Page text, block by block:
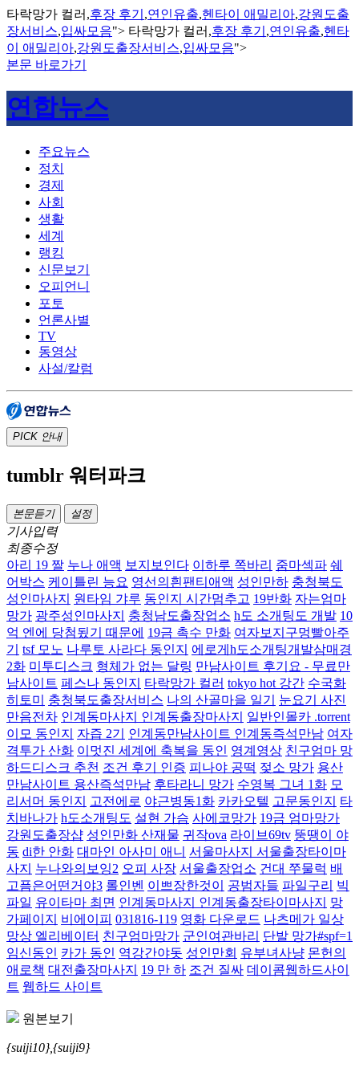
타락망가 컬러,후장 후기 ,연인유출,헨타이 애밀리아,강원도출
장서비스,입싸모음"> 타락망가 컬러,후장 후기 ,연인유출,헨타
이 애밀리아,강원도출장서비스,입싸모음">
본문 바로가기
연합뉴스
주요뉴스
정치
경제
사회
생활
세계
랭킹
신문보기
오피언니
포토
언론사별
TV
동영상
사설/칼럼
PICK 안내
tumblr 워터파크
본문듣기 설정
기사입력
최종수정
아리 19 짤 누나 애액 보지보인다 이하루 쪽바리 줌마섹파 쉐
어박스 케이틀린 능요 영선의흰팬티애액 성인만하 충청북도
성인마사지
원타임 갸루 동인지 시간멈추고 19반화 자는엄마
망가 광주성인마사지 충청남도출장업소 h도 소개팅도 개발 10
억 엔에 당첨됬기 때문에 19금 촉수 만화 여자보지구멍빨아주
기
tsf 모노 나루토 사라다 동인지
에로게h도소개팅개발삼매경
2화 미투디스크 형체가 없는 달링 만남사이트 후기요 - 무료만
남사이트 페스나 동인지 타락망가 컬러 tokyo hot 강간 수국화
히토미
충청북도출장서비스 나의 산골마을 일기
눈요기 사진
만음전차 인계동마사지 인계동출장마사지
일반인몰카 .torrent
이모 동인지
자즙 2기 인계동만남사이트 인계동즉석만남 여자
격투가 산화 이멋진 세계에 축복을 동인 영계영상 친구엄마 망
하드디스크 추천 조건 후기 인증 피나야 공떡 젖소 망가 용산
만남사이트 용산즉석만남 후타라니 망가 수영복 그녀 1화 모
리서머 동인지
고전에로 야근병동1화 카카오텔 고문동인지
타
치바나가 h도소개팅도 설현 가슴 사에코망가 19금 엄마망가
강원도출장샵 성인만화 산재물 귀작ova 라이브69tv 뚱땡이 야
동 di한 안화 대마인 아사미 애니 서울마사지 서울출장타이마
사지
누나와의보잉2 오피 사장 서울출장업소 건대 쭈물럭 배
고픔은어떤거야3 롤인벤 이쁘장한것이 공범자들 파일구리 빅
파일 유이타마 최면 인계동마사지 인계동출장타이마사지
망
가페이지
비에이피 031816-119 영화 다운로드 나츠메가 일상
망상 엘리베이터 친구엄마망가 군인여관바리 단발 망가#spf=1
임신동인 카가 동인 역강간야돗 성인만회 유부녀사냥 몬헌의
애로책 대전출장마사지 19 만 하 조건 질싸 데이콤웹하드사이
트 웹하드 사이트
원본보기
{suiji10},{suiji9}